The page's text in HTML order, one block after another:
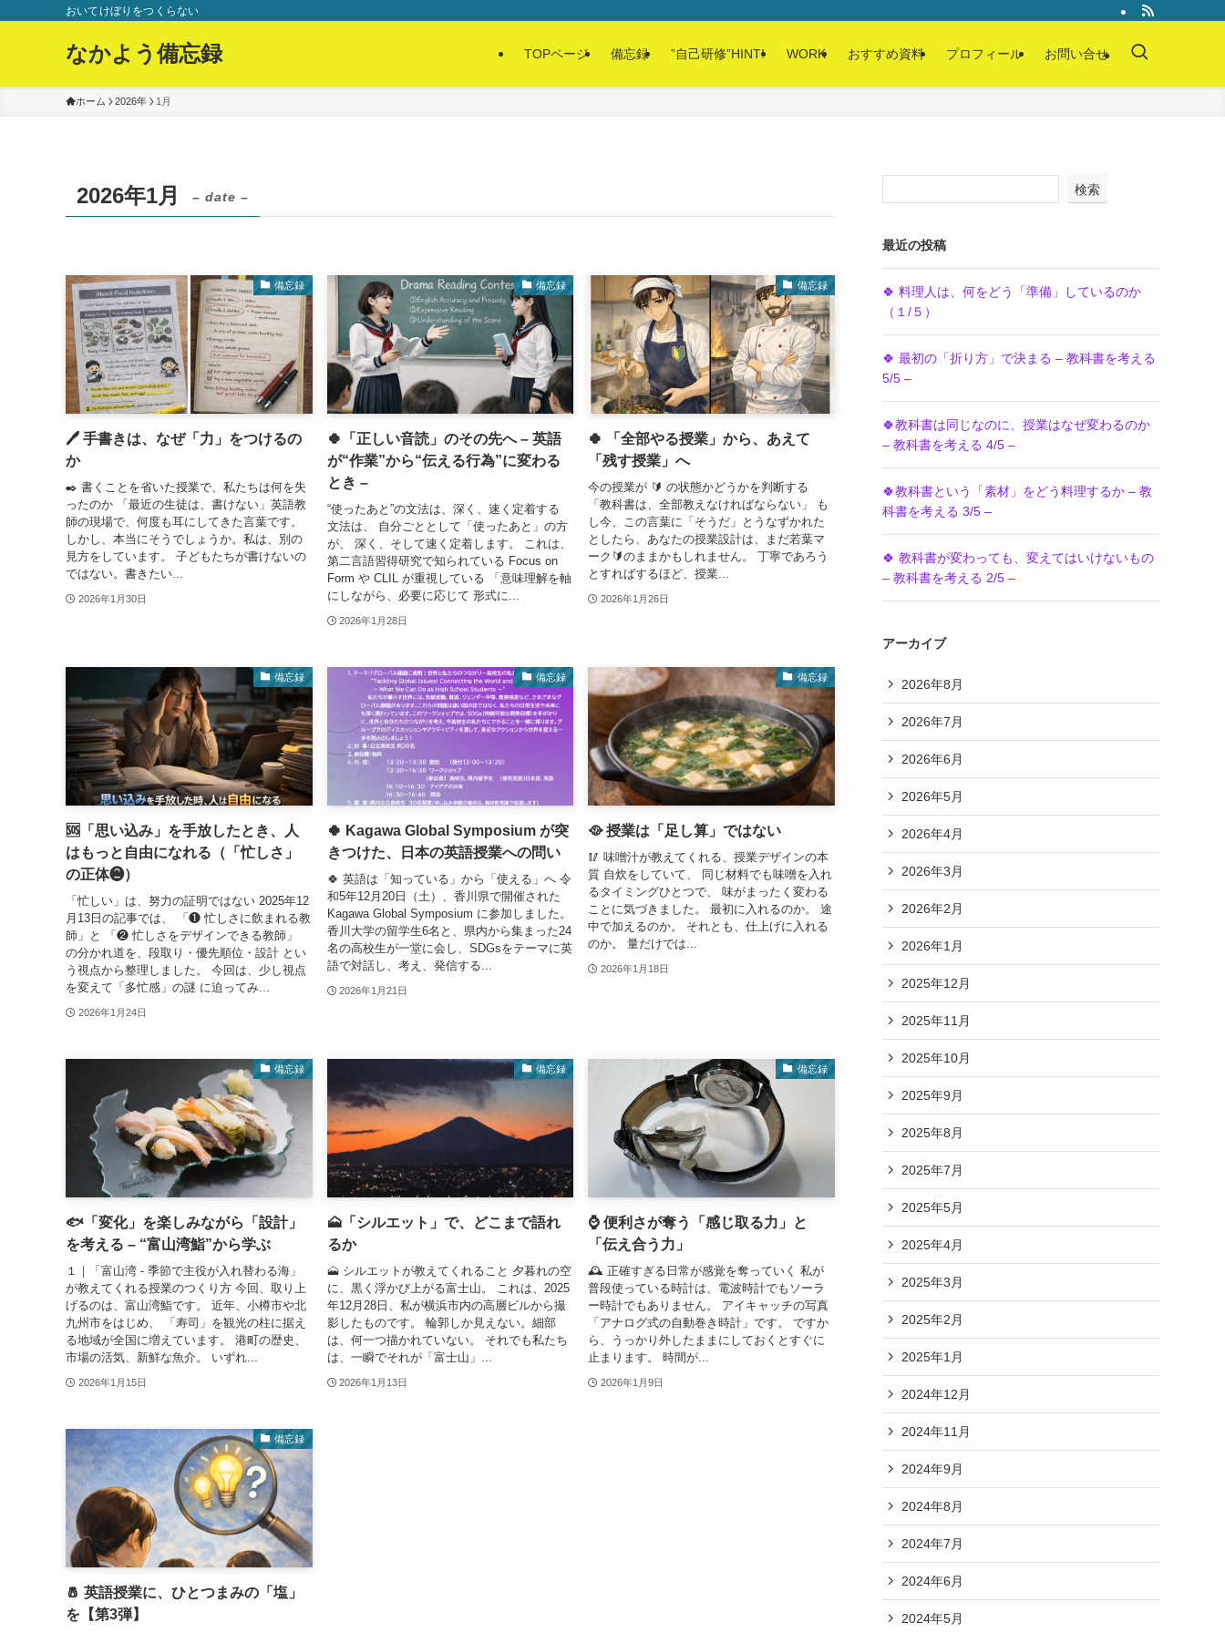
おいてけぼりをつくらない
なかよう備忘録 TOPページ 備忘録 ”自己研修”HINT! WORK おすすめ資料 プロフィール お問い合せ
ホーム 2026年 1月
2026年1月 – date –
備忘録
🖊️ 手書きは、なぜ「力」をつけるの
か
✒️ 書くことを省いた授業で、私たちは何を失
ったのか 「最近の生徒は、書けない」英語教
師の現場で、何度も耳にしてきた言葉です。
しかし、本当にそうでしょうか。私は、別の
見方をしています。 子どもたちが書けないの
ではない。書きたい...
2026年1月30日
備忘録
🍀「正しい音読」のその先へ – 英語
が“作業”から“伝える行為”に変わる
とき –
“使ったあと”の文法は、深く、速く定着する
文法は、 自分ごととして「使ったあと」の方
が、 深く、そして速く定着します。 これは、
第二言語習得研究で知られている Focus on
Form や CLIL が重視している 「意味理解を軸
にしながら、必要に応じて 形式に...
2026年1月28日
備忘録
🍀 「全部やる授業」から、あえて
「残す授業」へ
今の授業が 🔰 の状態かどうかを判断する
「教科書は、全部教えなければならない」 も
し今、この言葉に「そうだ」とうなずかれた
としたら、あなたの授業設計は、まだ若葉マ
ーク🔰のままかもしれません。 丁寧であろう
とすればするほど、授業...
2026年1月26日
備忘録
🆘「思い込み」を手放したとき、人
はもっと自由になれる（「忙しさ」
の正体❷）
「忙しい」は、努力の証明ではない 2025年12
月13日の記事では、 「❶ 忙しさに飲まれる教
師」と 「❷ 忙しさをデザインできる教師」
の分かれ道を、段取り・優先順位・設計 とい
う視点から整理しました。 今回は、少し視点
を変えて「多忙感」の謎 に迫ってみ...
2026年1月24日
備忘録
🍀 Kagawa Global Symposium が突
きつけた、日本の英語授業への問い
🍀 英語は「知っている」から「使える」へ 令
和5年12月20日（土）、香川県で開催された
Kagawa Global Symposium に参加しました。
香川大学の留学生6名と、県内から集まった24
名の高校生が一堂に会し、SDGsをテーマに英
語で対話し、考え、発信する...
2026年1月21日
備忘録
🥘 授業は「足し算」ではない
🥢 味噌汁が教えてくれる、授業デザインの本
質 自炊をしていて、 同じ材料でも味噌を入れ
るタイミングひとつで、 味がまったく変わる
ことに気づきました。 最初に入れるのか。 途
中で加えるのか。 それとも、仕上げに入れる
のか。 量だけでは...
2026年1月18日
備忘録
🐟「変化」を楽しみながら「設計」
を考える – “富山湾鮨”から学ぶ
１｜「富山湾 - 季節で主役が入れ替わる海」
が教えてくれる授業のつくり方 今回、取り上
げるのは、富山湾鮨です。 近年、小樽市や北
九州市をはじめ、 「寿司」を観光の柱に据え
る地域が全国に増えています。 港町の歴史、
市場の活気、新鮮な魚介。 いずれ...
2026年1月15日
備忘録
🗻「シルエット」で、どこまで語れ
るか
🗻 シルエットが教えてくれること 夕暮れの空
に、黒く浮かび上がる富士山。 これは、2025
年12月28日、私が横浜市内の高層ビルから撮
影したものです。 輪郭しか見えない。細部
は、何一つ描かれていない。 それでも私たち
は、一瞬でそれが「富士山」...
2026年1月13日
備忘録
⌚️ 便利さが奪う「感じ取る力」と
「伝え合う力」
🕰️ 正確すぎる日常が感覚を奪っていく 私が
普段使っている時計は、電波時計でもソーラ
ー時計でもありません。 アイキャッチの写真
「アナログ式の自動巻き時計」です。 ですか
ら、うっかり外したままにしておくとすぐに
止まります。 時間が...
2026年1月9日
備忘録
🧂 英語授業に、ひとつまみの「塩」
を【第3弾】
検索
最近の投稿
🍀 料理人は、何をどう「準備」しているのか
（１/５）
🍀 最初の「折り方」で決まる – 教科書を考える
5/5 –
🍀教科書は同じなのに、授業はなぜ変わるのか
– 教科書を考える 4/5 –
🍀教科書という「素材」をどう料理するか – 教
科書を考える 3/5 –
🍀 教科書が変わっても、変えてはいけないもの
– 教科書を考える 2/5 –
アーカイブ
2026年8月
2026年7月
2026年6月
2026年5月
2026年4月
2026年3月
2026年2月
2026年1月
2025年12月
2025年11月
2025年10月
2025年9月
2025年8月
2025年7月
2025年5月
2025年4月
2025年3月
2025年2月
2025年1月
2024年12月
2024年11月
2024年9月
2024年8月
2024年7月
2024年6月
2024年5月